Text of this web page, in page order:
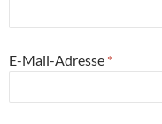
E-Mail-Adresse *